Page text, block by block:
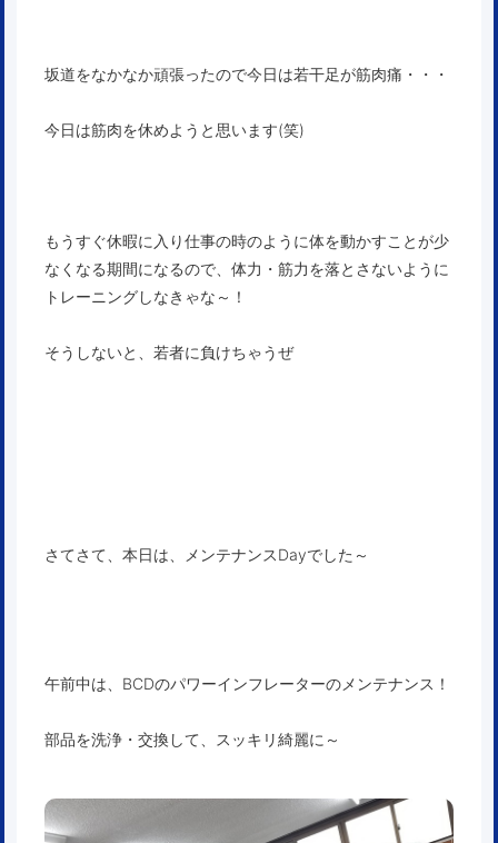
坂道をなかなか頑張ったので今日は若干足が筋肉痛・・・
今日は筋肉を休めようと思います(笑)
もうすぐ休暇に入り仕事の時のように体を動かすことが少
なくなる期間になるので、体力・筋力を落とさないように
トレーニングしなきゃな～！
そうしないと、若者に負けちゃうぜ
さてさて、本日は、メンテナンスDayでした～
午前中は、BCDのパワーインフレーターのメンテナンス！
部品を洗浄・交換して、スッキリ綺麗に～